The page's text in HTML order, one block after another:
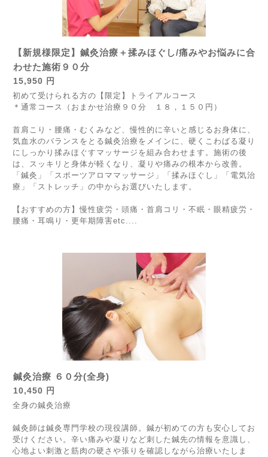
【新規様限定】鍼灸治療＋揉みほぐし/痛みやお悩みに合
わせた施術９０分
15,950 円
初めて受けられる方の【限定】トライアルコース
＊通常コース（おまかせ治療９０分 １８，１５０円）
首肩こり・腰痛・むくみなど、慢性的に辛いと感じるお身体に、
気血水のバランスをとる鍼灸治療をメインに、硬くこわばる凝り
にしっかり揉みほぐすマッサージを組み合わせます。施術の後
は、スッキリと身体が軽くなり、凝りや痛みの根本から改善。
「鍼灸」「スポーツアロママッサージ」「揉みほぐし」「電気治
療」「ストレッチ」の中からお選びいたします。
【おすすめの方】慢性疲労・頭痛・首肩コリ・不眠・眼精疲労・
腰痛・耳鳴り・更年期障害etc....
鍼灸治療 ６０分(全身)
10,450 円
全身の鍼灸治療
鍼灸師は鍼灸専門学校の現役講師。鍼が初めての方も安心してお
受けください。辛い痛みや凝りなど刺した鍼先の情報を意識し、
心地よい刺激と筋肉の硬さや張りを確認しながら治療いたしま